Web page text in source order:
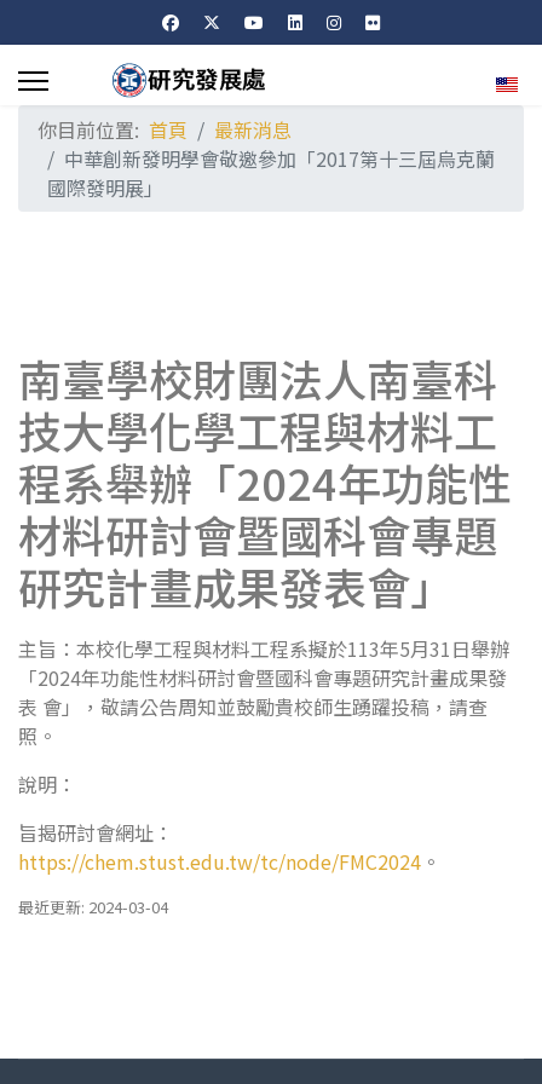
選擇
你目前位置: 首頁
最新消息
中華創新發明學會敬邀參加「2017第十三屆烏克蘭
國際發明展」
南臺學校財團法人南臺科
技大學化學工程與材料工
程系舉辦「2024年功能性
材料研討會暨國科會專題
研究計畫成果發表會」
主旨：本校化學工程與材料工程系擬於113年5月31日舉辦
「2024年功能性材料研討會暨國科會專題研究計畫成果發
表 會」，敬請公告周知並鼓勵貴校師生踴躍投稿，請查
照。
說明：
旨揭研討會網址：
https://chem.stust.edu.tw/tc/node/FMC2024 。
最近更新: 2024-03-04